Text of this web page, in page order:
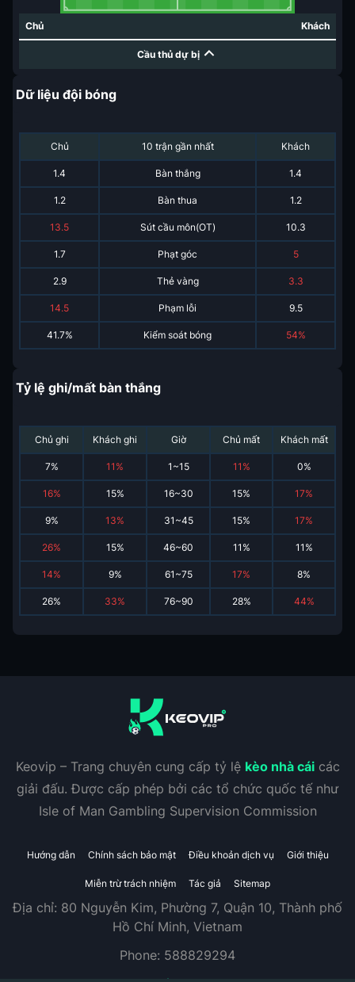
Chủ Khách
Cầu thủ dự bị
Dữ liệu đội bóng
Chủ 10 trận gần nhất Khách
1.4 Bàn thắng 1.4
1.2 Bàn thua 1.2
13.5 Sút cầu môn(OT) 10.3
1.7 Phạt góc 5
2.9 Thẻ vàng 3.3
14.5 Phạm lỗi 9.5
41.7% Kiểm soát bóng 54%
Tỷ lệ ghi/mất bàn thắng
Chủ ghi Khách ghi Giờ Chủ mất Khách mất
7% 11 % 1~15 11 % 0%
16% 15% 16~30 15% 17%
9% 13% 31~45 15% 17%
26% 15% 46~60 11 % 11 %
14% 9% 61~75 17% 8%
26% 33% 76~90 28% 44%
Keovip – Trang chuyên cung cấp tỷ lệ kèo nhà cáicác
giải đấu. Được cấp phép bởi các tổ chức quốc tế như
Isle of Man Gambling Supervision Commission
Hướng dẫn Chính sách bảo mật Điều khoản dịch vụ Giới thiệu
Miễn trừ trách nhiệm Tác giả Sitemap
Địa chỉ: 80 Nguyễn Kim, Phường 7, Quận 10, Thành phố
Hồ Chí Minh, Vietnam
Phone: 588829294